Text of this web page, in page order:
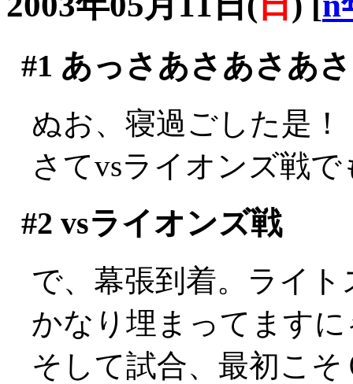
#1 あっさあさあさあさ
ぬお、寝過ごした是！
さてvsライオンズ戦
#2 vsライオンズ戦
で、幕張到着。ライ
かなり埋まってます
そして試合、最初こ